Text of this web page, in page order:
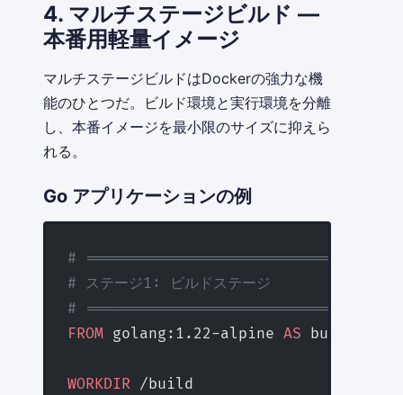
4. マルチステージビルド —
本番用軽量イメージ
マルチステージビルドはDockerの強力な機
能のひとつだ。ビルド環境と実行環境を分離
し、本番イメージを最小限のサイズに抑えら
れる。
Go アプリケーションの例
# ================================
# ステージ1: ビルドステージ
# ================================
FROM golang:1.22-alpine AS builder
WORKDIR /build